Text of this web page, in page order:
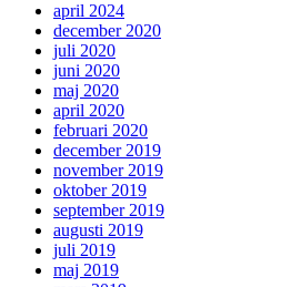
april 2024
december 2020
juli 2020
juni 2020
maj 2020
april 2020
februari 2020
december 2019
november 2019
oktober 2019
september 2019
augusti 2019
juli 2019
maj 2019